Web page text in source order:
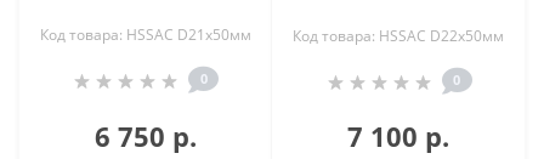
Код товара: HSSAC D21х50мм
0
6 750 р.
Код товара: HSSAC D22х50мм
0
7 100 р.